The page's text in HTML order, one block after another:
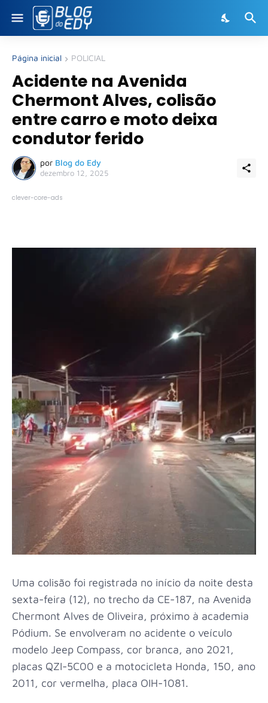
Página inicial POLICIAL
Acidente na Avenida
Chermont Alves, colisão
entre carro e moto deixa
condutor ferido
por Blog do Edy
dezembro 12, 2025
clever-core-ads
Uma colisão foi registrada no início da noite desta
sexta-feira (12), no trecho da CE-187, na Avenida
Chermont Alves de Oliveira, próximo à academia
Pódium. Se envolveram no acidente o veículo
modelo Jeep Compass, cor branca, ano 2021,
placas QZI-5C00 e a motocicleta Honda, 150, ano
2011, cor vermelha, placa OIH-1081.